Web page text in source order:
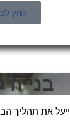
לחץ
ייעל את תהליך